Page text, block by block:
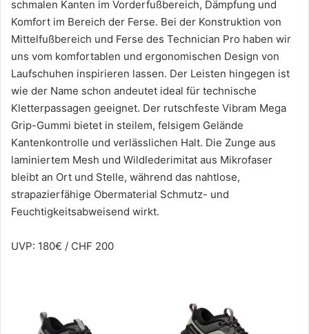
schmalen Kanten im Vorderfußbereich, Dämpfung und
Komfort im Bereich der Ferse. Bei der Konstruktion von
Mittelfußbereich und Ferse des Technician Pro haben wir
uns vom komfortablen und ergonomischen Design von
Laufschuhen inspirieren lassen. Der Leisten hingegen ist
wie der Name schon andeutet ideal für technische
Kletterpassagen geeignet. Der rutschfeste Vibram Mega
Grip-Gummi bietet in steilem, felsigem Gelände
Kantenkontrolle und verlässlichen Halt. Die Zunge aus
laminiertem Mesh und Wildlederimitat aus Mikrofaser
bleibt an Ort und Stelle, während das nahtlose,
strapazierfähige Obermaterial Schmutz- und
Feuchtigkeitsabweisend wirkt.
UVP: 180€ / CHF 200